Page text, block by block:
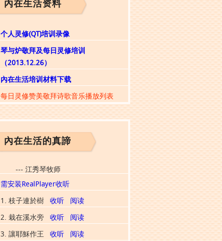
內在生活资料
个人灵修(QT)培训录像
琴与炉敬拜及每日灵修培训
（2013.12.26）
內在生活培训材料下载
每日灵修赞美敬拜诗歌音乐播放列表
內在生活的真諦
--- 江秀琴牧师
需安装RealPlayer收听
1. 枝子連於樹 收听
阅读
2. 栽在溪水旁 收听
阅读
3. 讓耶穌作王 收听
阅读